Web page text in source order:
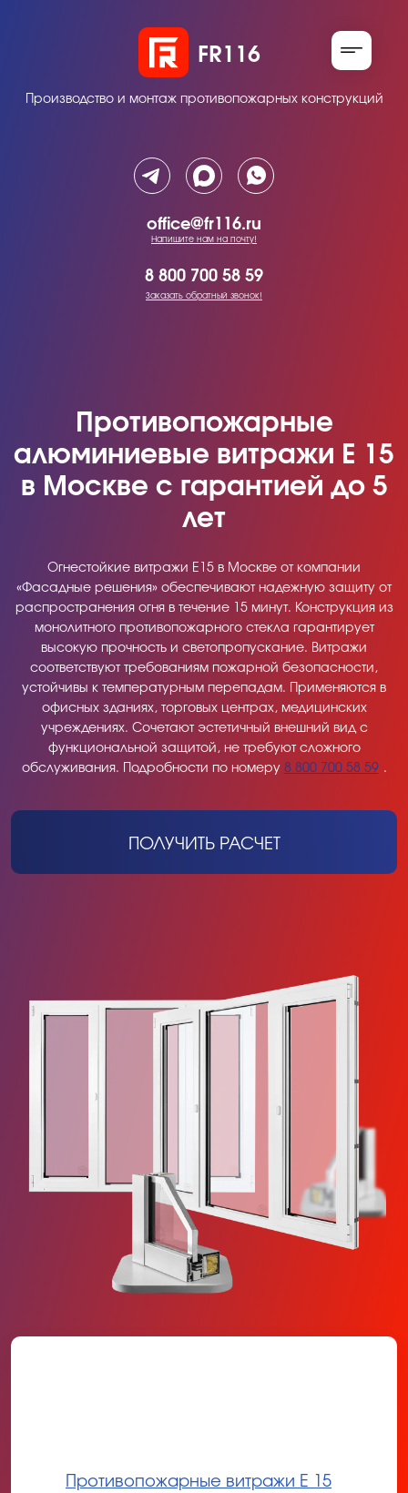
FR116
Производство и монтаж противопожарных конструкций
office@fr116.ru
Напишите нам на почту!
8 800 700 58 59
Заказать обратный звонок!
Противопожарные
алюминиевые витражи Е 15
в Москве с гарантией до 5
лет
Огнестойкие витражи Е15 в Москве от компании
«Фасадные решения» обеспечивают надежную защиту от
распространения огня в течение 15 минут. Конструкция из
монолитного противопожарного стекла гарантирует
высокую прочность и светопропускание. Витражи
соответствуют требованиям пожарной безопасности,
устойчивы к температурным перепадам. Применяются в
офисных зданиях, торговых центрах, медицинских
учреждениях. Сочетают эстетичный внешний вид с
функциональной защитой, не требуют сложного
обслуживания. Подробности по номеру 8 800 700 58 59 .
ПОЛУЧИТЬ РАСЧЕТ
Противопожарные витражи Е 15